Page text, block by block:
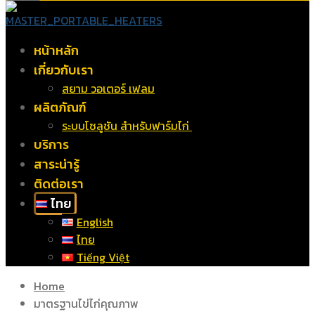
หน้าหลัก
เกี่ยวกับเรา
สยาม วอเตอร์ เฟลม
ผลิตภัณฑ์
ระบบโซลูชัน สำหรับฟาร์มไก่
บริการ
สาระน่ารู้
ติดต่อเรา
ไทย
English
ไทย
Tiếng Việt
Home
มาตรฐานไข่ไก่คุณภาพ